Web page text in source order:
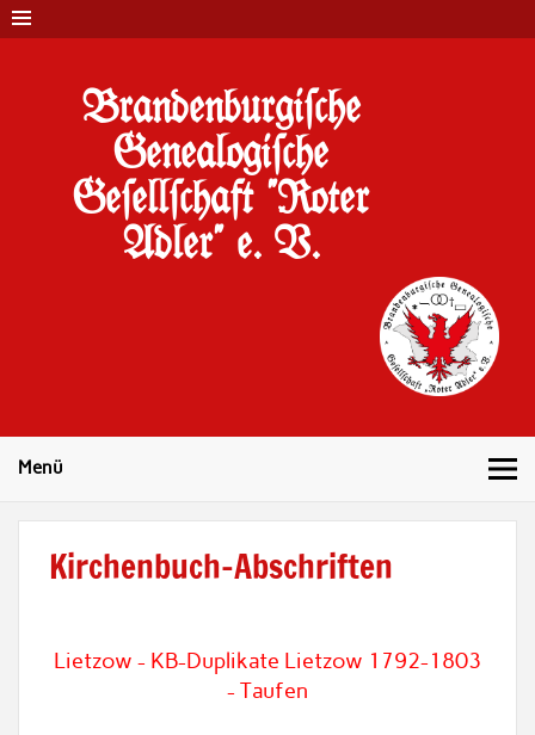
Brandenburgi#che
Genealogi#che
Ge#ell#chaft "Roter
Adler" e. V.
Menü
Kirchenbuch-Abschriften
Lietzow - KB-Duplikate Lietzow 1792-1803
- Taufen